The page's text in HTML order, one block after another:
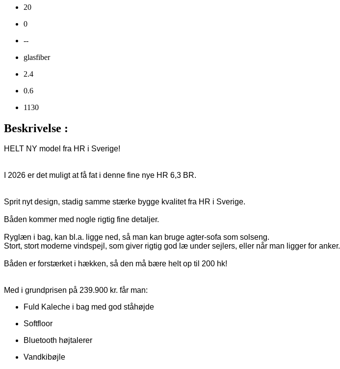
20
0
--
glasfiber
2.4
0.6
1130
Beskrivelse :
HELT NY model fra HR i Sverige!
I 2026 er det muligt at få fat i denne fine nye HR 6,3 BR.
Sprit nyt design, stadig samme stærke bygge kvalitet fra HR i Sverige.
Båden kommer med nogle rigtig fine detaljer.
Ryglæn i bag, kan bl.a. ligge ned, så man kan bruge agter-sofa som solseng.
Stort, stort moderne vindspejl, som giver rigtig god læ under sejlers, eller når man ligger for anker.
Båden er forstærket i hækken, så den må bære helt op til 200 hk!
Med i grundprisen på 239.900 kr. får man:
Fuld Kaleche i bag med god ståhøjde
Softfloor
Bluetooth højtalerer
Vandkibøjle